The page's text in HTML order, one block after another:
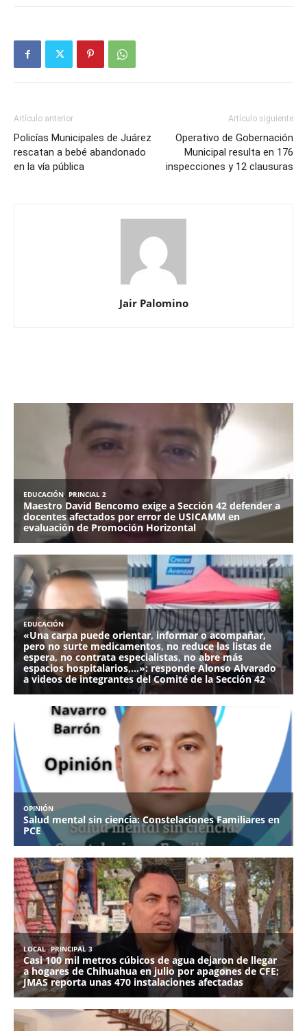
Artículo anterior
Policías Municipales de Juárez
rescatan a bebé abandonado
en la vía pública
Artículo siguiente
Operativo de Gobernación
Municipal resulta en 176
inspecciones y 12 clausuras
Jair Palomino